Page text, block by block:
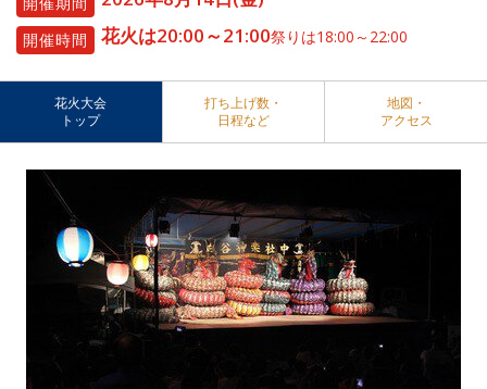
開催時間 花火は20:00～21:00祭りは18:00～22:00
花火大会
トップ
打ち上げ数・
日程など
地図・
アクセス